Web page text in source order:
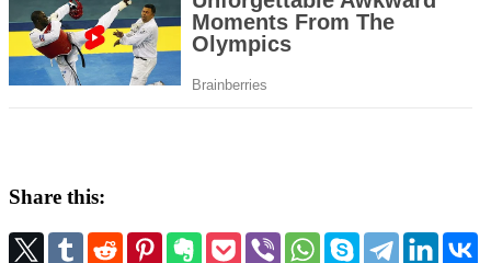
Share this: